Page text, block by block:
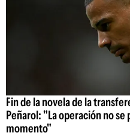
Fin de la novela de la
Peñarol: "La operación no
momento"